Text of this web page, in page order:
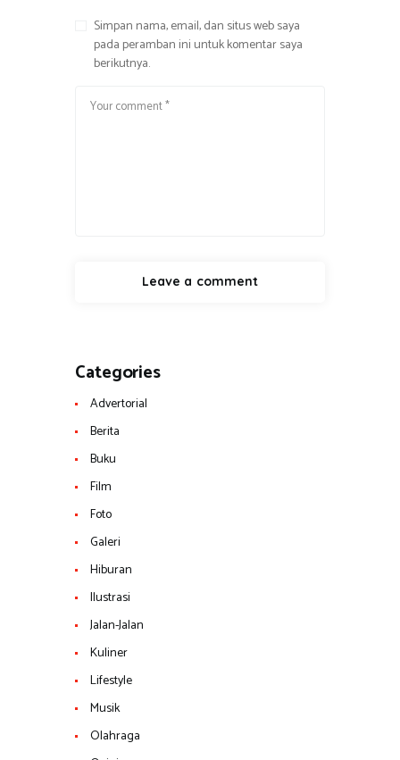
Simpan nama, email, dan situs web saya
pada peramban ini untuk komentar saya
berikutnya.
Categories
Advertorial
Berita
Buku
Film
Foto
Galeri
Hiburan
Ilustrasi
Jalan-Jalan
Kuliner
Lifestyle
Musik
Olahraga